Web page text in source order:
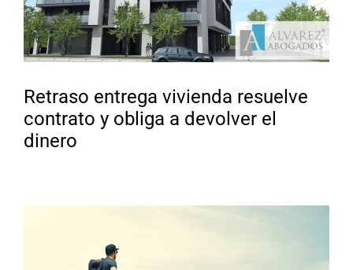
Retraso entrega vivienda resuelve
contrato y obliga a devolver el
dinero